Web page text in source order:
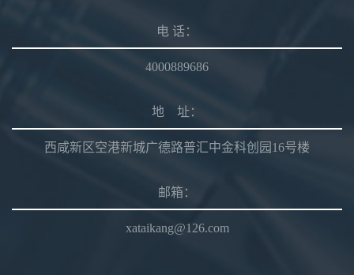
电 话：
4000889686
地 址：
西咸新区空港新城广德路普汇中金科创园16号楼
邮箱：
xataikang@126.com